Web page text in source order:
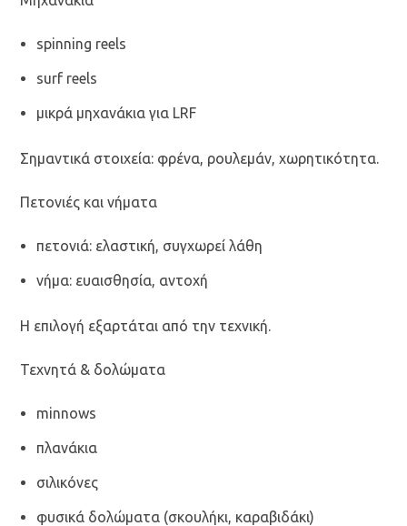
spinning reels
surf reels
μικρά μηχανάκια για LRF
Σημαντικά στοιχεία: φρένα, ρουλεμάν, χωρητικότητα.
Πετονιές και νήματα
πετονιά: ελαστική, συγχωρεί λάθη
νήμα: ευαισθησία, αντοχή
Η επιλογή εξαρτάται από την τεχνική.
Τεχνητά & δολώματα
minnows
πλανάκια
σιλικόνες
φυσικά δολώματα (σκουλήκι, καραβιδάκι)